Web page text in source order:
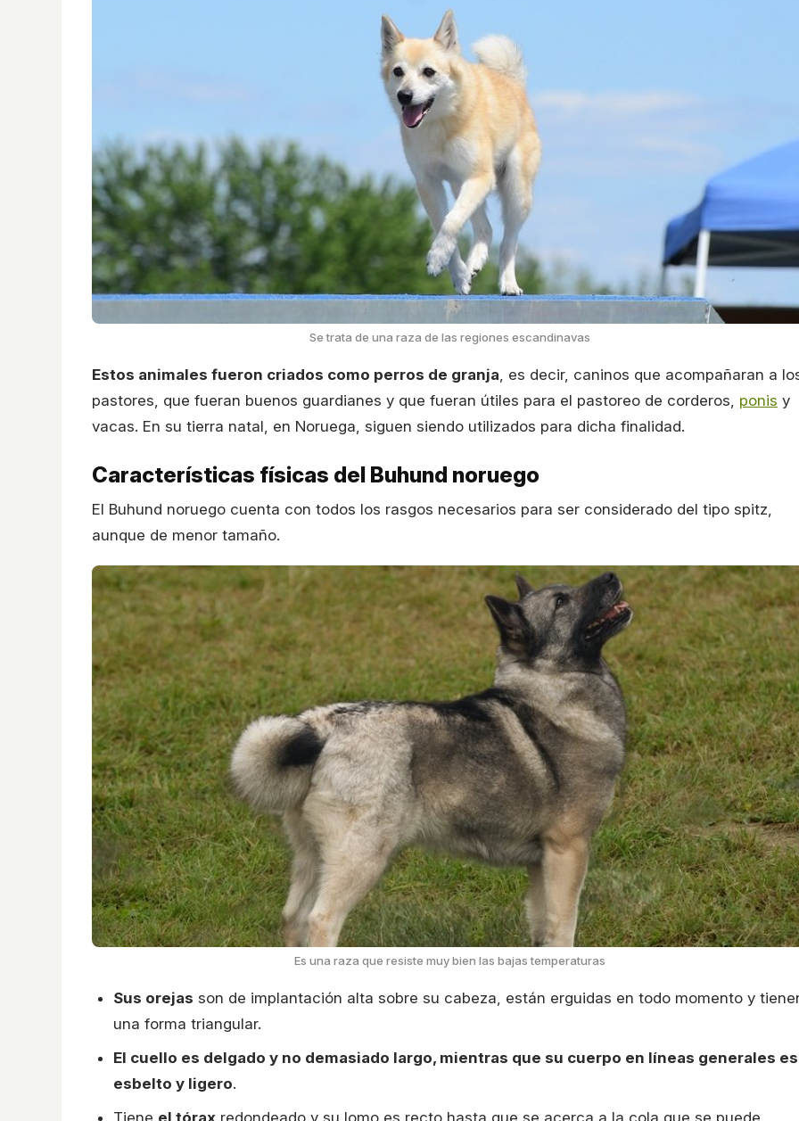
Se trata de una raza de las regiones escandinavas
Estos animales fueron criados como perros de granja, es decir, caninos que acompañaran a
pastores, que fueran buenos guardianes y que fueran útiles para el pastoreo de corderos, ponis y
vacas. En su tierra natal, en Noruega, siguen siendo utilizados para dicha finalidad.
Características físicas del Buhund noruego
El Buhund noruego cuenta con todos los rasgos necesarios para ser considerado del tipo spitz,
aunque de menor tamaño.
Es una raza que resiste muy bien las bajas temperaturas
Sus orejas son de implantación alta sobre su cabeza, están erguidas en todo momento y
una forma triangular.
El cuello es delgado y no demasiado largo, mientras que su cuerpo en líneas generales es
esbelto y ligero.